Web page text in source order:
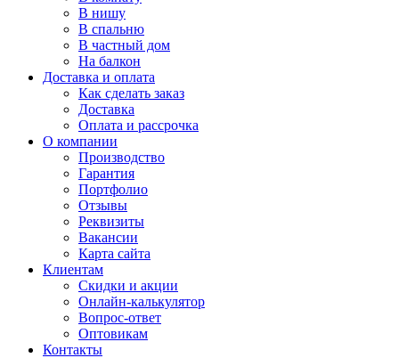
В нишу
В спальню
В частный дом
На балкон
Доставка и оплата
Как сделать заказ
Доставка
Оплата и рассрочка
О компании
Производство
Гарантия
Портфолио
Отзывы
Реквизиты
Вакансии
Карта сайта
Клиентам
Скидки и акции
Онлайн-калькулятор
Вопрос-ответ
Оптовикам
Контакты